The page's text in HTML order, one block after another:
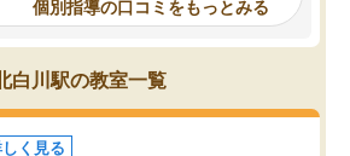
が回答してくれる
。
謝です。
個別指導の口コミをもっとみる
白川駅の教室一覧
く見る